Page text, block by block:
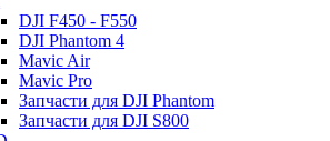
DJI F450 - F550
DJI Phantom 4
Mavic Air
Mavic Pro
Запчасти для DJI Phantom
Запчасти для DJI S800